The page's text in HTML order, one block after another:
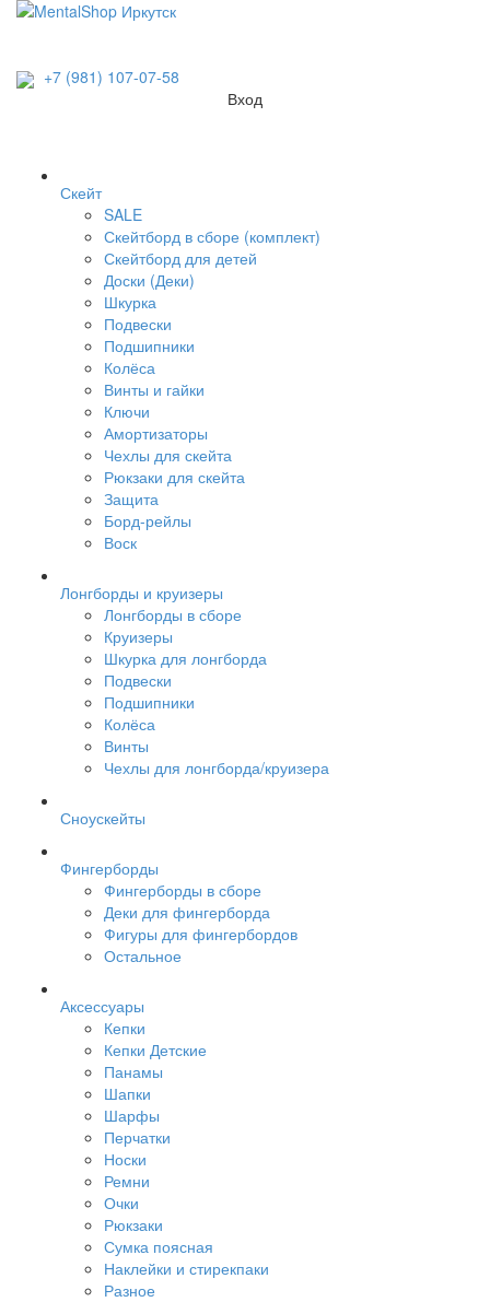
+7 (981) 107-07-58
Вход
Скейт
SALE
Скейтборд в сборе (комплект)
Скейтборд для детей
Доски (Деки)
Шкурка
Подвески
Подшипники
Колёса
Винты и гайки
Ключи
Амортизаторы
Чехлы для скейта
Рюкзаки для скейта
Защита
Борд-рейлы
Воск
Лонгборды и круизеры
Лонгборды в сборе
Круизеры
Шкурка для лонгборда
Подвески
Подшипники
Колёса
Винты
Чехлы для лонгборда/круизера
Сноускейты
Фингерборды
Фингерборды в сборе
Деки для фингерборда
Фигуры для фингербордов
Остальное
Аксессуары
Кепки
Кепки Детские
Панамы
Шапки
Шарфы
Перчатки
Носки
Ремни
Очки
Рюкзаки
Сумка поясная
Наклейки и стирекпаки
Разное